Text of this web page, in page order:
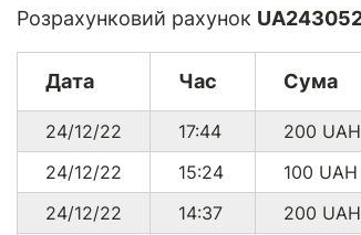
Розрахунковий рахунок
Дата Час Сума
24/12/22 17:44 200 UAH
24/12/22
15:24 100 UAH
24/12/22
14:37 200 UAH